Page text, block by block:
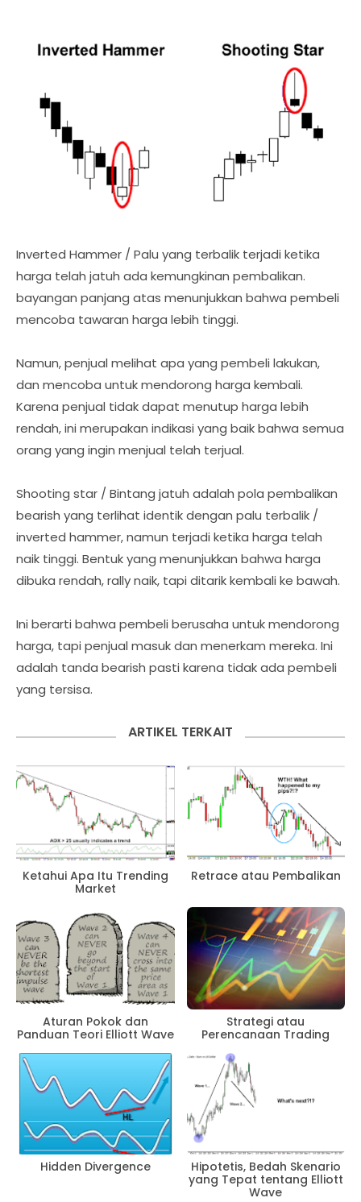
Inverted Hammer / Palu yang terbalik terjadi ketika
harga telah jatuh ada kemungkinan pembalikan.
bayangan panjang atas menunjukkan bahwa pembeli
mencoba tawaran harga lebih tinggi.
Namun, penjual melihat apa yang pembeli lakukan,
dan mencoba untuk mendorong harga kembali.
Karena penjual tidak dapat menutup harga lebih
rendah, ini merupakan indikasi yang baik bahwa semua
orang yang ingin menjual telah terjual.
Shooting star / Bintang jatuh adalah pola pembalikan
bearish yang terlihat identik dengan palu terbalik /
inverted hammer, namun terjadi ketika harga telah
naik tinggi. Bentuk yang menunjukkan bahwa harga
dibuka rendah, rally naik, tapi ditarik kembali ke bawah.
Ini berarti bahwa pembeli berusaha untuk mendorong
harga, tapi penjual masuk dan menerkam mereka. Ini
adalah tanda bearish pasti karena tidak ada pembeli
yang tersisa.
ARTIKEL TERKAIT
Ketahui Apa Itu Trending
Market
Retrace atau Pembalikan
Aturan Pokok dan
Panduan Teori Elliott Wave
Strategi atau
Perencanaan Trading
Hidden Divergence
Hipotetis, Bedah Skenario
yang Tepat tentang Elliott
Wave